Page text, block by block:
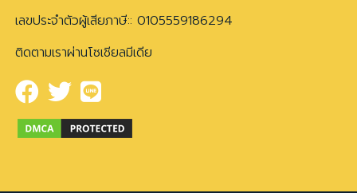
เลขประจำตัวผู้เสียภาษี:: 0105559186294
ติดตามเราผ่านโซเชียลมีเดีย